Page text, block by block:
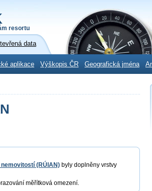
resortu
data
aplikace Výškopis ČR Geografická jména
(RÚIAN) byly doplněny vrstvy
měřítková omezení.